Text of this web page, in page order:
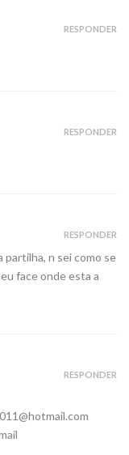
RESPONDER
RESPONDER
partilha, n sei como se
face onde esta a
RESPONDER
RESPONDER